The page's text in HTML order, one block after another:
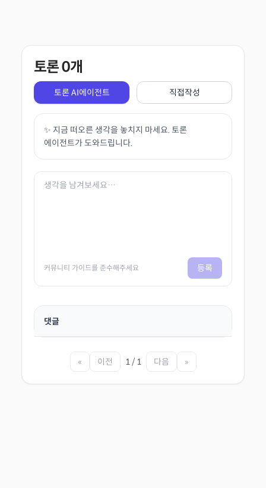
토론0개
토론 AI에이전트 직접작성
✨ 지금 떠오른 생각을 놓치지 마세요. 토론
에이전트가 도와드립니다.
커뮤니티 가이드를 준수해주세요 등록
댓글
« 이전 1 / 1 다음 »